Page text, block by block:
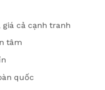
cả cạnh tranh
tâm
quốc